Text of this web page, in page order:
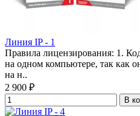
Линия IP - 1
Правила лицензирования: 1.
на одном компьютере, так как
на н..
2 900 ₽
В